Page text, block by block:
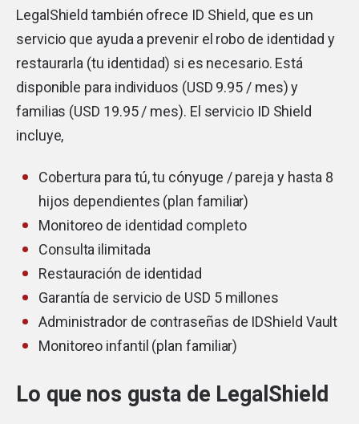
LegalShield también ofrece ID Shield, que es un
servicio que ayuda a prevenir el robo de identidad y
restaurarla (tu identidad) si es necesario. Está
disponible para individuos (USD 9.95 / mes) y
familias (USD 19.95 / mes). El servicio ID Shield
incluye,
Cobertura para tú, tu cónyuge / pareja y hasta 8
hijos dependientes (plan familiar)
Monitoreo de identidad completo
Consulta ilimitada
Restauración de identidad
Garantía de servicio de USD 5 millones
Administrador de contraseñas de IDShield Vault
Monitoreo infantil (plan familiar)
Lo que nos gusta de LegalShield